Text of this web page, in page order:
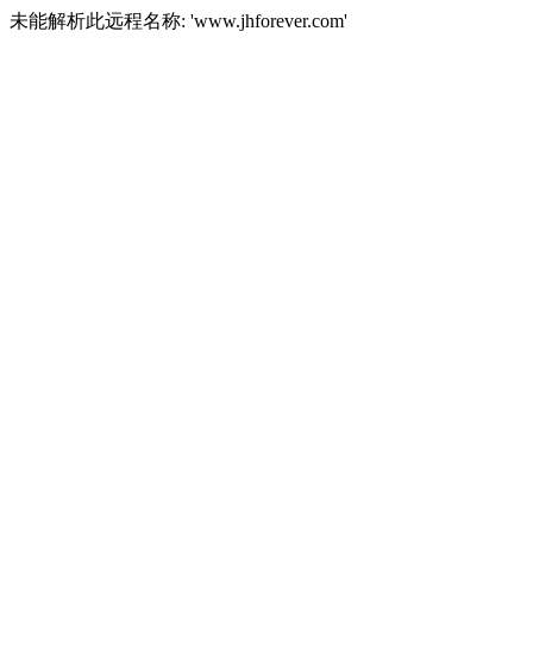
未能解析此远程名称: 'www.jhforever.com'